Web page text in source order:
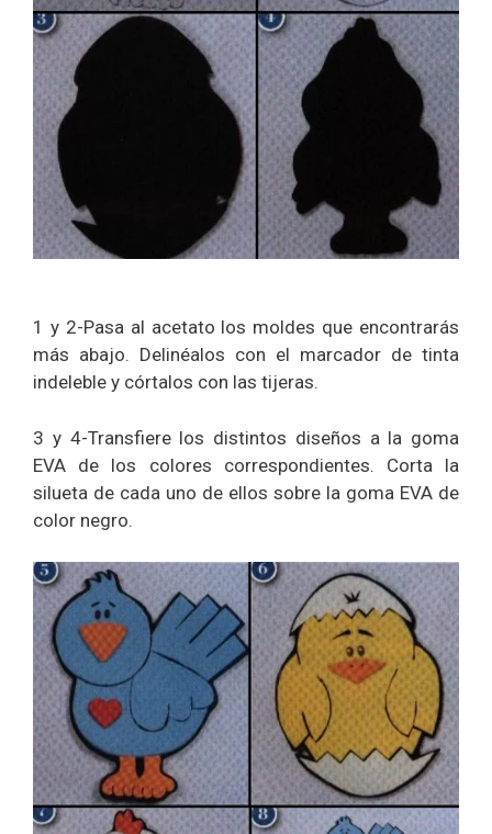
1 y 2-Pasa al acetato los moldes que encontrarás
más abajo. Delinéalos con el marcador de tinta
indeleble y córtalos con las tijeras.
3 y 4-Transfiere los distintos diseños a la goma
EVA de los colores correspondientes. Corta la
silueta de cada uno de ellos sobre la goma EVA de
color negro.